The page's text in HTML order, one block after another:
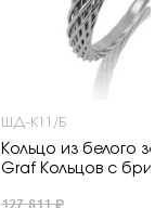
ШД-К11/Б
Кольцо из белого
Graf Кольцов с
127 811 ₽